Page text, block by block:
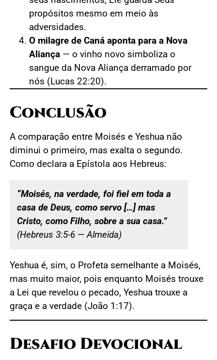
propósitos mesmo em meio às
adversidades.
O milagre de Caná aponta para a Nova
Aliança — o vinho novo simboliza o
sangue da Nova Aliança derramado por
nós (Lucas 22:20).
Conclusão
A comparação entre Moisés e Yeshua não
diminui o primeiro, mas exalta o segundo.
Como declara a Epístola aos Hebreus:
“Moisés, na verdade, foi fiel em toda a
casa de Deus, como servo […] mas
Cristo, como Filho, sobre a sua casa.”
(Hebreus 3:5-6 — Almeida)
Yeshua é, sim, o Profeta semelhante a Moisés,
mas muito maior, pois enquanto Moisés trouxe
a Lei que revelou o pecado, Yeshua trouxe a
graça e a verdade (João 1:17).
Desafio Devocional